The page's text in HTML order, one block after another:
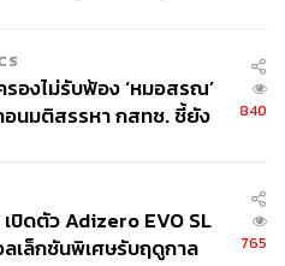
องไม่รับฟ้อง ‘หมอสรณ’
นมติสรรหา กสทช. ชี้ยัง
840
ปิดตัว Adizero EVO SL
ลเล็กชันพิเศษรับฤดูกาล
765